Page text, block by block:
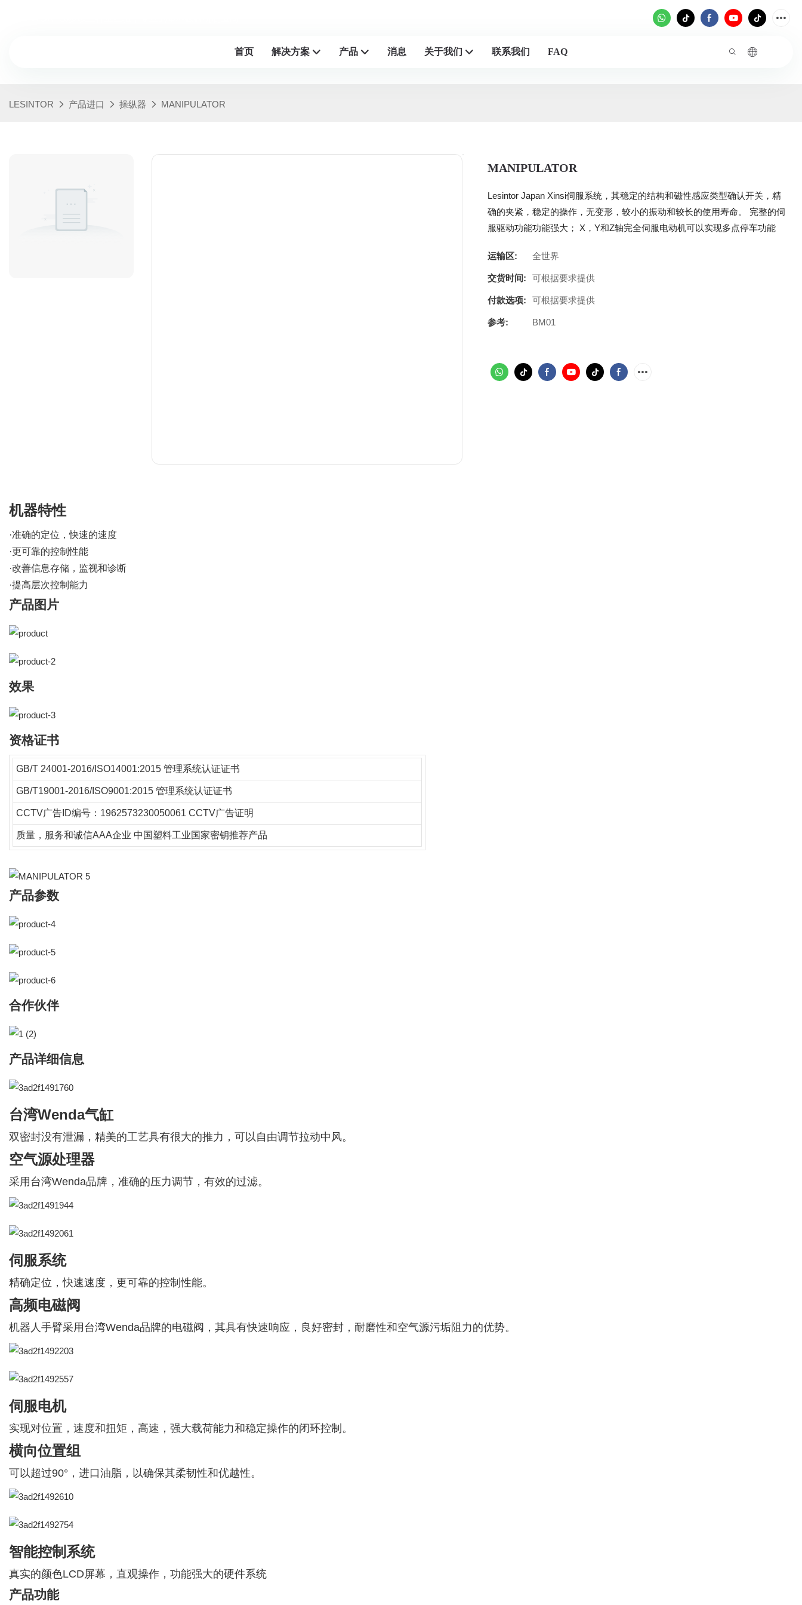
首页 解决方案 产品 消息 关于我们 联系我们 FAQ
LESINTOR 产品进口 操纵器 MANIPULATOR
MANIPULATOR
Lesintor Japan Xinsi伺服系统，其稳定的结构和磁性感应类型确认开关，精
确的夹紧，稳定的操作，无变形，较小的振动和较长的使用寿命。 完整的伺
服驱动功能功能强大； X，Y和Z轴完全伺服电动机可以实现多点停车功能
运输区: 全世界
交货时间: 可根据要求提供
付款选项: 可根据要求提供
参考: BM01
机器特性
·准确的定位，快速的速度
·更可靠的控制性能
·改善信息存储，监视和诊断
·提高层次控制能力
产品图片
效果
资格证书
GB/T 24001-2016/ISO14001:2015 管理系统认证证书
GB/T19001-2016/ISO9001:2015 管理系统认证证书
CCTV广告ID编号：1962573230050061 CCTV广告证明
质量，服务和诚信AAA企业 中国塑料工业国家密钥推荐产品
产品参数
合作伙伴
产品详细信息
台湾Wenda气缸
双密封没有泄漏，精美的工艺具有很大的推力，可以自由调节拉动中风。
空气源处理器
采用台湾Wenda品牌，准确的压力调节，有效的过滤。
伺服系统
精确定位，快速速度，更可靠的控制性能。
高频电磁阀
机器人手臂采用台湾Wenda品牌的电磁阀，其具有快速响应，良好密封，耐磨性和空气源污垢阻力的优势。
伺服电机
实现对位置，速度和扭矩，高速，强大载荷能力和稳定操作的闭环控制。
横向位置组
可以超过90°，进口油脂，以确保其柔韧性和优越性。
智能控制系统
真实的颜色LCD屏幕，直观操作，功能强大的硬件系统
产品功能